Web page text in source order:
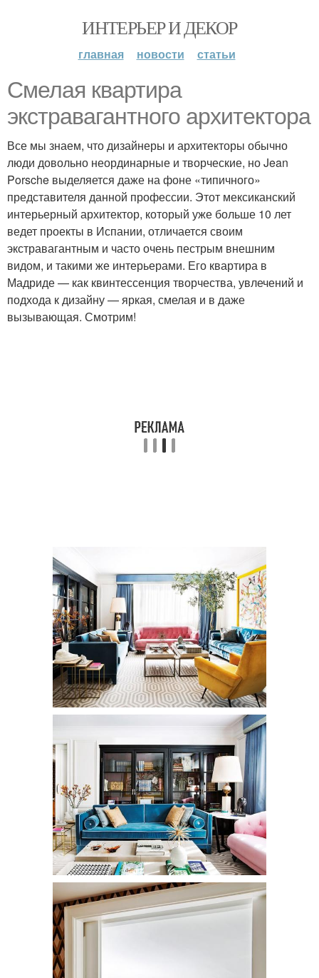
ИНТЕРЬЕР И ДЕКОР
главная новости статьи
Смелая квартира
экстравагантного архитектора
Все мы знаем, что дизайнеры и архитекторы обычно
люди довольно неординарные и творческие, но Jean
Porsche выделяется даже на фоне «типичного»
представителя данной профессии. Этот мексиканский
интерьерный архитектор, который уже больше 10 лет
ведет проекты в Испании, отличается своим
экстравагантным и часто очень пестрым внешним
видом, и такими же интерьерами. Его квартира в
Мадриде — как квинтессенция творчества, увлечений и
подхода к дизайну — яркая, смелая и в даже
вызывающая. Смотрим!